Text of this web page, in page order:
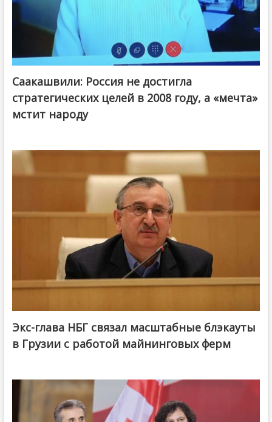
Саакашвили: Россия не достигла
стратегических целей в 2008 году, а «мечта»
мстит народу
Экс-глава НБГ связал масштабные блэкауты
в Грузии с работой майнинговых ферм